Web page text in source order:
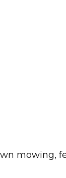
mowing,